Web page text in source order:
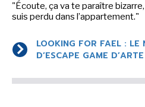
"Écoute, ça va te paraître
suis perdu dans l’appartement."
LOOKING FOR FAEL : LE
D’ESCAPE GAME D’ARTE